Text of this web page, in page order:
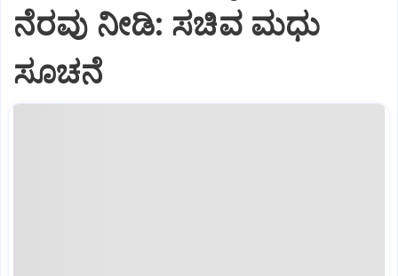
ನೆರವು ನೀಡಿ: ಸಚಿವ ಮಧು
ಸೂಚನೆ